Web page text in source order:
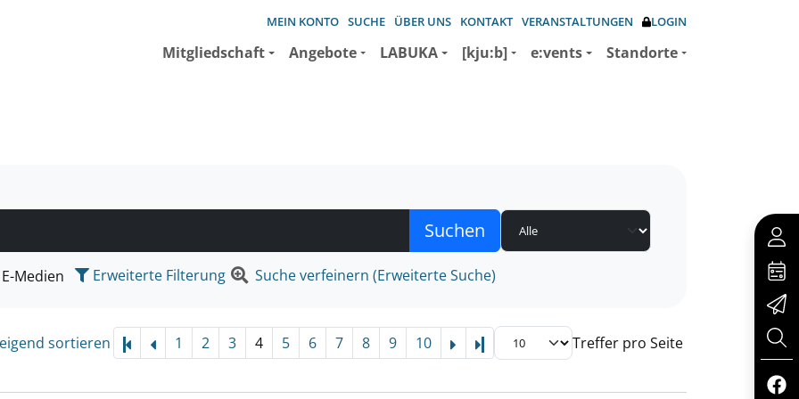
MEIN KONTO SUCHE ÜBER UNS KONTAKT VERANSTALTUNGEN LOGIN
Mitgliedschaft Angebote LABUKA [kju:b] e:vents Standorte
suchen wollen.
E-Medien Erweiterte Filterung Suche verfeinern (Erweiterte Suche)
sortieren 1 2 3 4 5 6 7 8 9 10 Letzte Seite Treffer pro Seite